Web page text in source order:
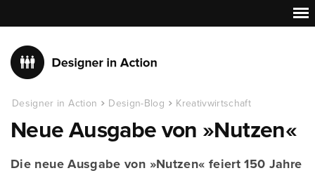
Designer in Action Design-Blog Kreativwirtschaft
Neue Ausgabe von »Nutzen«
Die neue Ausgabe von »Nutzen« feiert 150 Jahre